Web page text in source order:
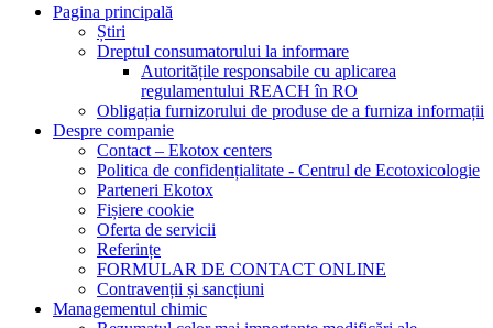
Pagina principală
Știri
Dreptul consumatorului la informare
Autoritățile responsabile cu aplicarea
regulamentului REACH în RO
Obligația furnizorului de produse de a furniza informații
Despre companie
Contact – Ekotox centers
Politica de confidențialitate - Centrul de Ecotoxicologie
Parteneri Ekotox
Fișiere cookie
Oferta de servicii
Referințe
FORMULAR DE CONTACT ONLINE
Contravenții și sancțiuni
Managementul chimic